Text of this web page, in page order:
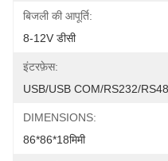
बिजली की आपूर्ति:
8-12V डीसी
इंटरफ़ेस:
USB/USB COM/RS232/
DIMENSIONS:
86*86*18मिमी